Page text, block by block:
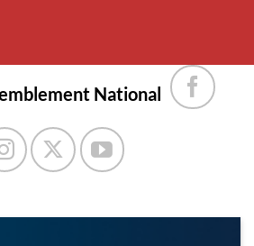
National